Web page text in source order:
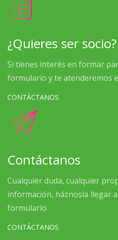
¿Quieres ser socio?
Si tienes interés en formar
formulario y te atenderemos
CONTÁCTANOS
Contáctanos
Cualquier duda, cualquier
información, háznosla llegar
formulario
CONTÁCTANOS